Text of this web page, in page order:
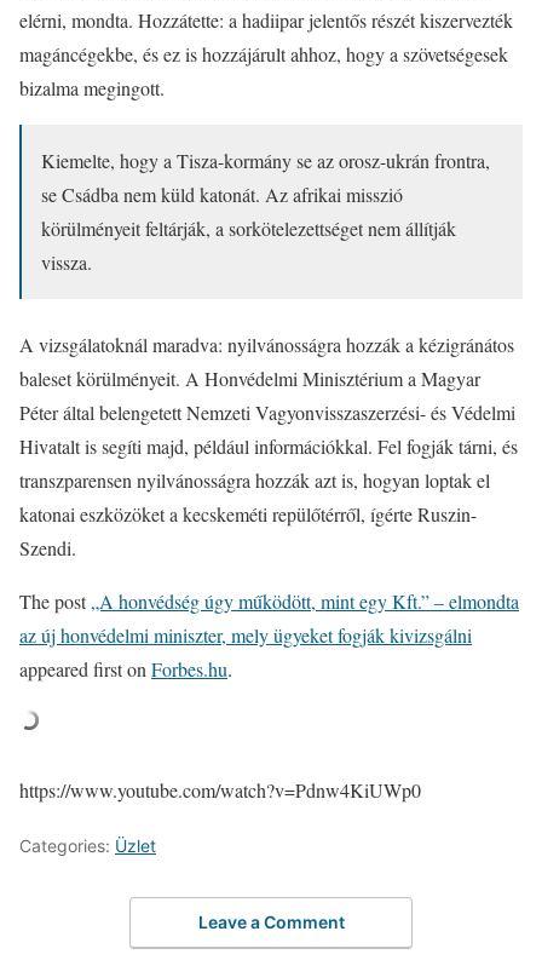
elérni, mondta. Hozzátette: a hadiipar jelentős részét kiszervezték
magáncégekbe, és ez is hozzájárult ahhoz, hogy a szövetségesek
bizalma megingott.
Kiemelte, hogy a Tisza-kormány se az orosz-ukrán frontra,
se Csádba nem küld katonát. Az afrikai misszió
körülményeit feltárják, a sorkötelezettséget nem állítják
vissza.
A vizsgálatoknál maradva: nyilvánosságra hozzák a kézigránátos
baleset körülményeit. A Honvédelmi Minisztérium a Magyar
Péter által belengetett Nemzeti Vagyonvisszaszerzési- és Védelmi
Hivatalt is segíti majd, például információkkal. Fel fogják tárni, és
transzparensen nyilvánosságra hozzák azt is, hogyan loptak el
katonai eszközöket a kecskeméti repülőtérről, ígérte Ruszin-
Szendi.
The post„A honvédség úgy működött, mint egy Kft.” – elmondta
az új honvédelmi miniszter, mely ügyeket fogják kivizsgálni
appeared first on Forbes.hu.
https://www.youtube.com/watch?v=Pdnw4KiUWp0
Categories: Üzlet
Leave a Comment